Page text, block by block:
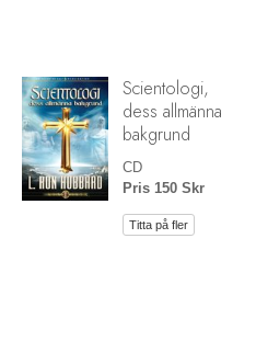
Scientologi,
dess allmänna
bakgrund
CD
Pris 150 Skr
Titta på fler